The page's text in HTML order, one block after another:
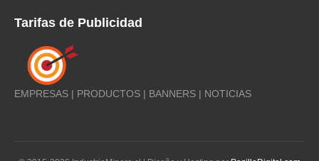
Tarifas de Publicidad
EMPRESAS | PRODUCTOS | BANNERS | NOTICIAS